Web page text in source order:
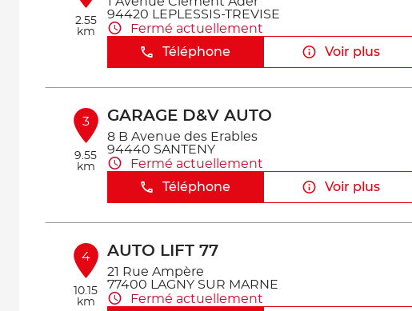
2.55
km
94420 LEPLESSIS-TREVISE
Fermé actuellement
Téléphone
Voir plus
3
9.55
km
GARAGE D&V AUTO
8 B Avenue des Erables
94440 SANTENY
Fermé actuellement
Téléphone
Voir plus
4
10.15
km
AUTO LIFT 77
21 Rue Ampère
77400 LAGNY SUR MARNE
Fermé actuellement